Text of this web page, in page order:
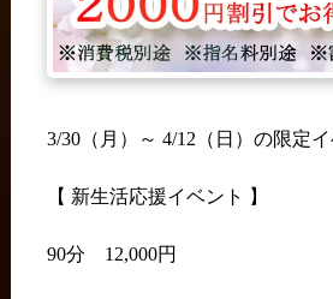
3/30（月）～ 4/12（日）の限定イ
【 新生活応援イベント 】
90分 12,000円